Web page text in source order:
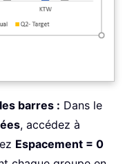
barres : Dans le
, accédez à
Espacement = 0